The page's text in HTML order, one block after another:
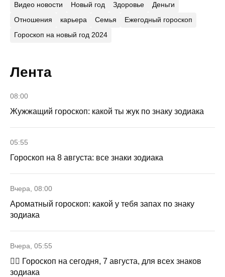
Видео новости
Новый год Здоровье
Деньги
Отношения
карьера Семья
Ежегодный гороскоп
Гороскоп на новый год 2024
Лента
08:00
Жужжащий гороскоп: какой ты жук по знаку зодиака
05:55
Гороскоп на 8 августа: все знаки зодиака
Вчера, 08:00
Ароматный гороскоп: какой у тебя запах по знаку
зодиака
Вчера, 05:55
🧙‍♀ Гороскоп на сегодня, 7 августа, для всех знаков
зодиака